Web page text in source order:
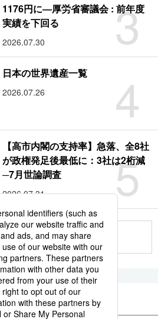
3
1176円に―厚労省審議会 : 前年度
実績を下回る
2026.07.30
4
日本の世界遺産一覧
2026.07.26
5
【高市内閣の支持率】急落、全8社
が政権発足後最低に：3社は2桁減
─7月世論調査
2026.07.31
っと見る